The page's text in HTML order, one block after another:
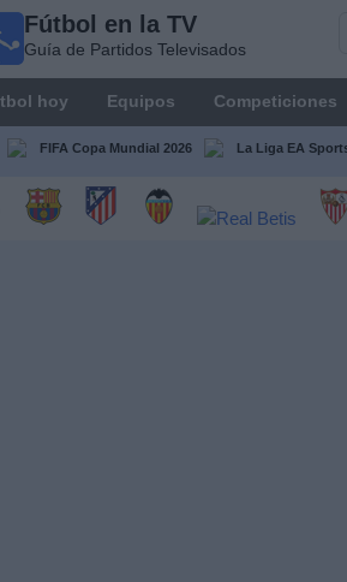
Fútbol en la TV
Guía de Partidos Televisados
hoy Equipos Competiciones
FIFA Copa Mundial 2026 La Liga EA